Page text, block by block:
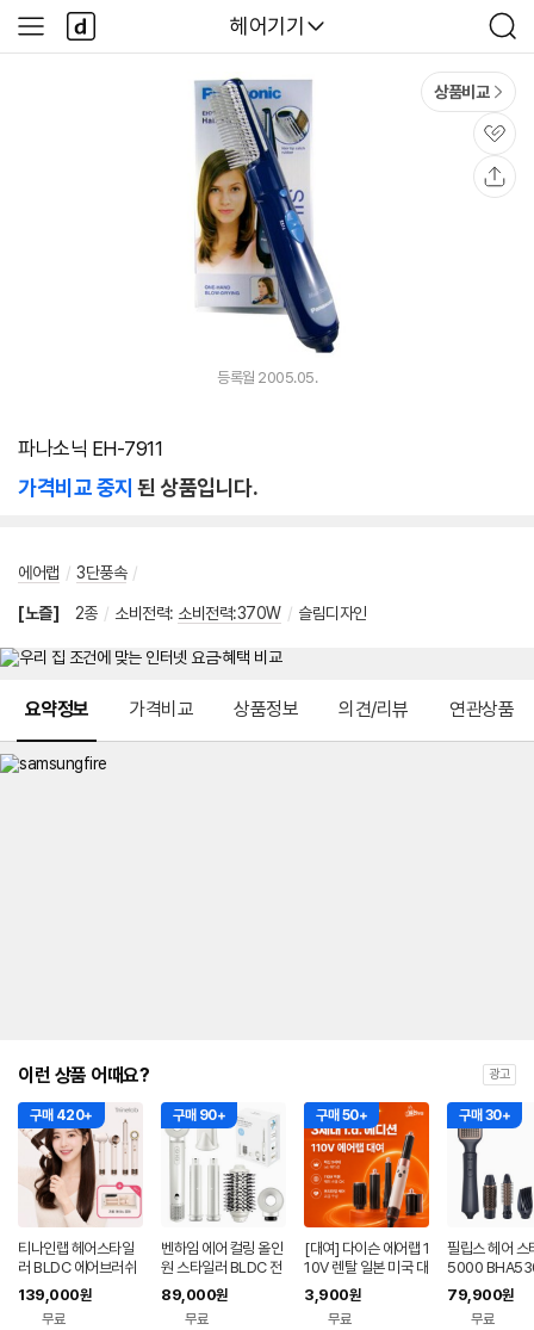
다나와
헤어기기
검
색
사
이
다
나
와
상품비교
관
심
등록월 2005.05.
파나소닉 EH-7911
가격비교 중지 된 상품입니다.
에어랩 / 3단풍속 /
[노즐] 2종 / 소비전력: 소비전력:370W / 슬림디자인
요약정보 가격비교 상품정보 의견/리뷰 연관상품
이런 상품 어때요? 광고
구매 420+
티나인랩 헤어스타일
러 BLDC 에어브러쉬
자동 컬링 가벼운 234
g 미니 드라이기 티니
139,000원
무료
구매 90+
벤하임 에어 컬링 올인
원 스타일러 BLDC 전
문가용 헤어 드라이기
프로 화이트
89,000원
무료
구매 50+
[대여] 다이슨 에어랩 1
10V 렌탈 일본 미국 대
만 하와이 멀티 스타일
러 드라이어
3,900원
무료
구매 30+
필립스 헤어 스
5000
79,900원
무료